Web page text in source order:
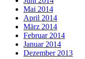
Mai 2014
April 2014
März 2014
Februar 2014
Januar 2014
Dezember 2013